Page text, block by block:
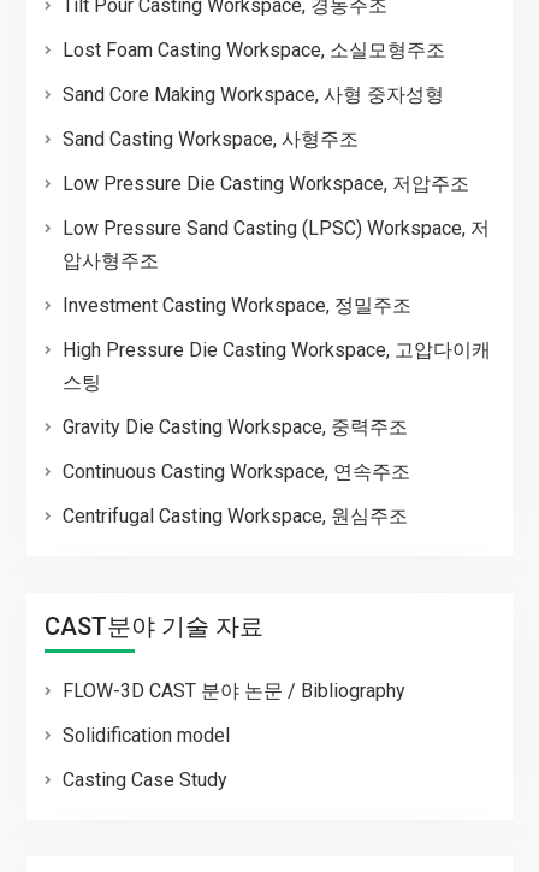
Tilt Pour Casting Workspace, 경동주조
Lost Foam Casting Workspace, 소실모형주조
Sand Core Making Workspace, 사형 중자성형
Sand Casting Workspace, 사형주조
Low Pressure Die Casting Workspace, 저압주조
Low Pressure Sand Casting (LPSC) Workspace, 저
압사형주조
Investment Casting Workspace, 정밀주조
High Pressure Die Casting Workspace, 고압다이캐
스팅
Gravity Die Casting Workspace, 중력주조
Continuous Casting Workspace, 연속주조
Centrifugal Casting Workspace, 원심주조
CAST분야 기술 자료
FLOW-3D CAST 분야 논문 / Bibliography
Solidification model
Casting Case Study